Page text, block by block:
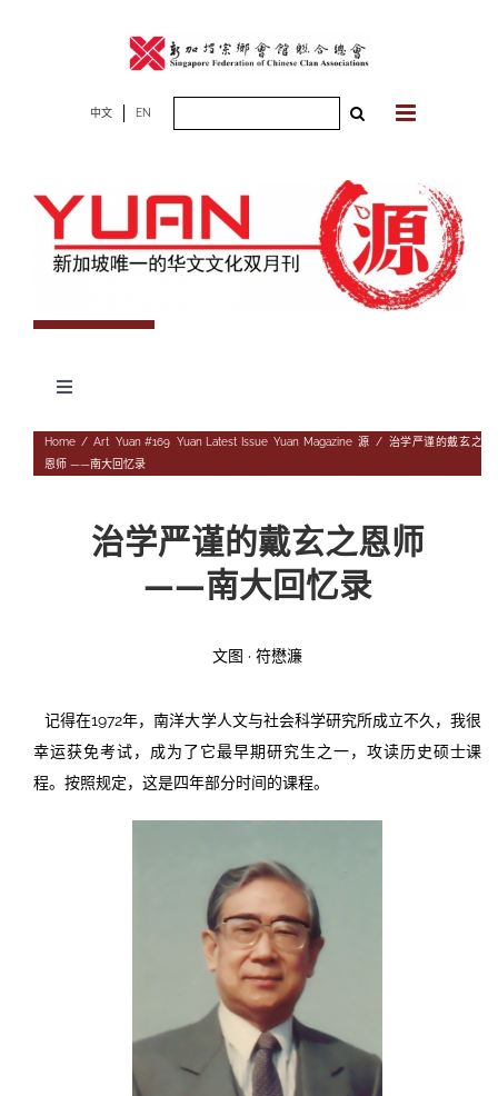
中文 EN
Toggle
专题
文学
往期杂志
179期
编委会
{username} | 退出
Home / Art, Yuan #169 Yuan Latest Issue,Yuan Magazine,源 / 治学严谨的戴玄之
恩师 ——南大回忆录
治学严谨的戴玄之恩师
——南大回忆录
文图 · 符懋濂
记得在1972年，南洋大学人文与社会科学研究所成立不久，我很
幸运获免考试，成为了它最早期研究生之一，攻读历史硕士课
程。按照规定，这是四年部分时间的课程。